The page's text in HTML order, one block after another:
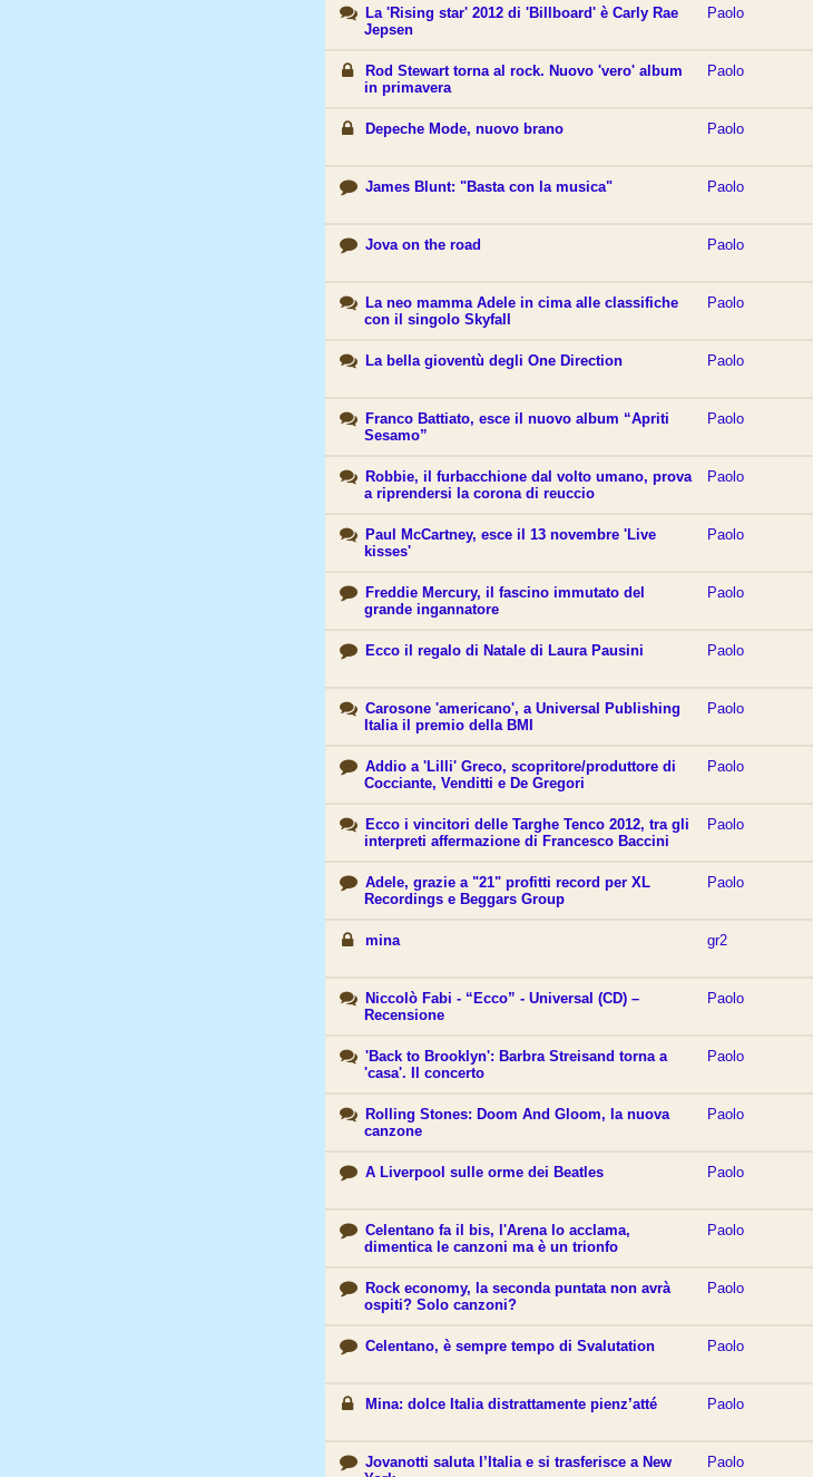
La 'Rising star' 2012 di 'Billboard' è Carly Rae
Jepsen
Paolo
Rod Stewart torna al rock. Nuovo 'vero' album
in primavera
Paolo
Depeche Mode, nuovo brano Paolo
James Blunt: "Basta con la musica" Paolo
Jova on the road Paolo
La neo mamma Adele in cima alle classifiche
con il singolo Skyfall
Paolo
La bella gioventù degli One Direction Paolo
Franco Battiato, esce il nuovo album “Apriti
Sesamo”
Paolo
Robbie, il furbacchione dal volto umano, prova
a riprendersi la corona di reuccio
Paolo
Paul McCartney, esce il 13 novembre 'Live
kisses'
Paolo
Freddie Mercury, il fascino immutato del
grande ingannatore
Paolo
Ecco il regalo di Natale di Laura Pausini Paolo
Carosone 'americano', a Universal Publishing
Italia il premio della BMI
Paolo
Addio a 'Lilli' Greco, scopritore/produttore di
Cocciante, Venditti e De Gregori
Paolo
Ecco i vincitori delle Targhe Tenco 2012, tra gli
interpreti affermazione di Francesco Baccini
Paolo
Adele, grazie a "21" profitti record per XL
Recordings e Beggars Group
Paolo
mina gr2
Niccolò Fabi - “Ecco” - Universal (CD) –
Recensione
Paolo
'Back to Brooklyn': Barbra Streisand torna a
'casa'. Il concerto
Paolo
Rolling Stones: Doom And Gloom, la nuova
canzone
Paolo
A Liverpool sulle orme dei Beatles Paolo
Celentano fa il bis, l'Arena lo acclama,
dimentica le canzoni ma è un trionfo
Paolo
Rock economy, la seconda puntata non avrà
ospiti? Solo canzoni?
Paolo
Celentano, è sempre tempo di Svalutation Paolo
Mina: dolce Italia distrattamente pienz’atté Paolo
Jovanotti saluta l’Italia e si trasferisce a New
Paolo